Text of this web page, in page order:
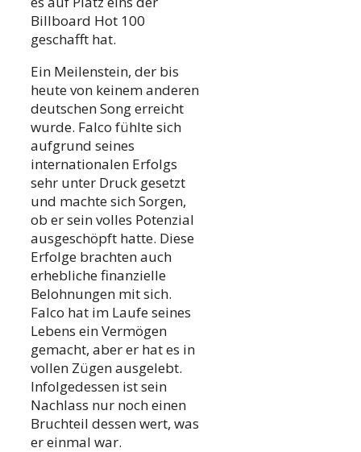
Billboard Hot 100
geschafft hat.
Ein Meilenstein, der bis
heute von keinem anderen
deutschen Song erreicht
wurde. Falco fühlte sich
aufgrund seines
internationalen Erfolgs
sehr unter Druck gesetzt
und machte sich Sorgen,
ob er sein volles Potenzial
ausgeschöpft hatte. Diese
Erfolge brachten auch
erhebliche finanzielle
Belohnungen mit sich.
Falco hat im Laufe seines
Lebens ein Vermögen
gemacht, aber er hat es in
vollen Zügen ausgelebt.
Infolgedessen ist sein
Nachlass nur noch einen
Bruchteil dessen wert, was
er einmal war.